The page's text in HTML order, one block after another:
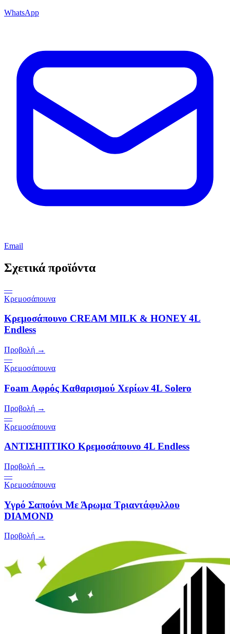
WhatsApp
Email
Σχετικά προϊόντα
—
Κρεμοσάπουνα
Κρεμοσάπουνο CREAM MILK & HONEY 4L
Endless
Προβολή →
—
Κρεμοσάπουνα
Foam Αφρός Καθαρισμού Χερίων 4L Solero
Προβολή →
—
Κρεμοσάπουνα
ΑΝΤΙΣΗΠΤΙΚΟ Κρεμοσάπουνο 4L Endless
Προβολή →
—
Κρεμοσάπουνα
Υγρό Σαπούνι Με Άρωμα Τριαντάφυλλου
DIAMOND
Προβολή →